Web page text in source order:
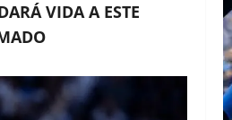
VIDA A ESTE